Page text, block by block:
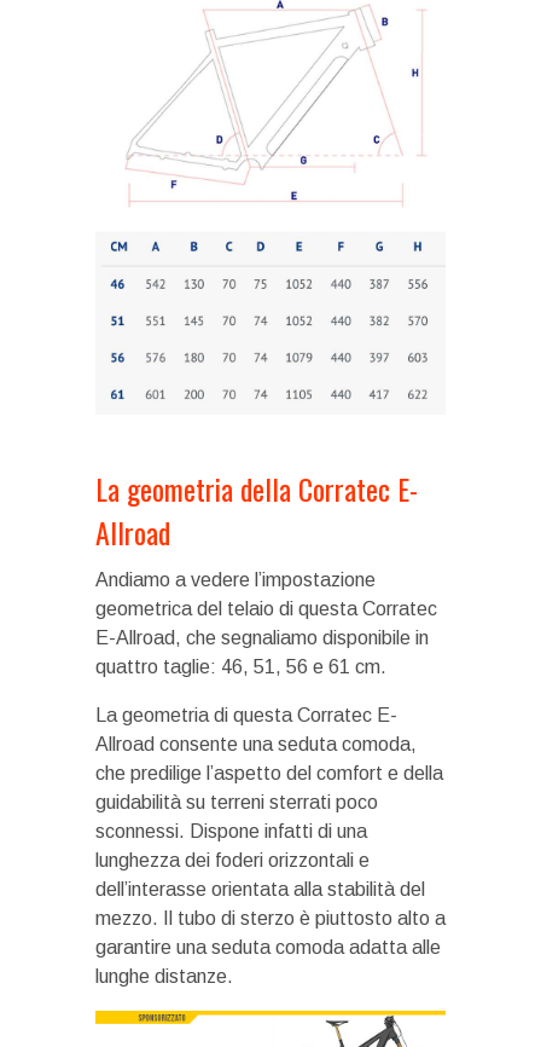
La geometria della Corratec E-
Allroad
Andiamo a vedere l’impostazione
geometrica del telaio di questa Corratec
E-Allroad, che segnaliamo disponibile in
quattro taglie: 46, 51, 56 e 61 cm.
La geometria di questa Corratec E-
Allroad consente una seduta comoda,
che predilige l’aspetto del comfort e della
guidabilità su terreni sterrati poco
sconnessi. Dispone infatti di una
lunghezza dei foderi orizzontali e
dell’interasse orientata alla stabilità del
mezzo. Il tubo di sterzo è piuttosto alto a
garantire una seduta comoda adatta alle
lunghe distanze.